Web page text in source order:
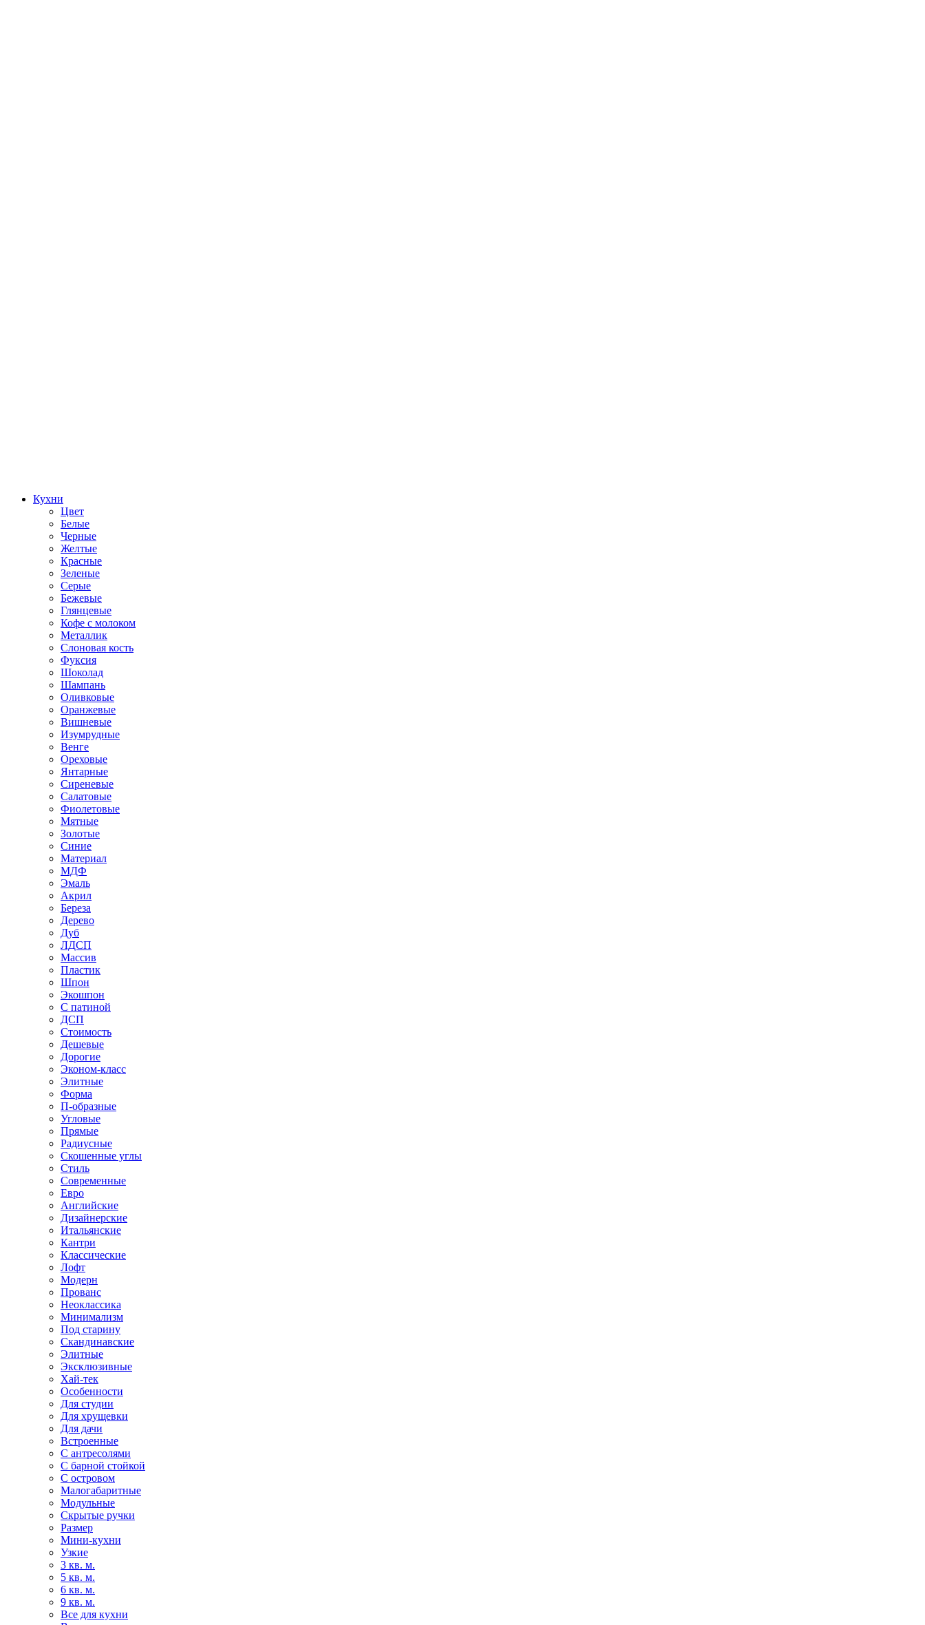
Кухни
Цвет
Белые
Черные
Желтые
Красные
Зеленые
Серые
Бежевые
Глянцевые
Кофе с молоком
Металлик
Слоновая кость
Фуксия
Шоколад
Шампань
Оливковые
Оранжевые
Вишневые
Изумрудные
Венге
Ореховые
Янтарные
Сиреневые
Салатовые
Фиолетовые
Мятные
Золотые
Синие
Материал
МДФ
Эмаль
Акрил
Береза
Дерево
Дуб
ЛДСП
Массив
Пластик
Шпон
Экошпон
С патиной
ДСП
Стоимость
Дешевые
Дорогие
Эконом-класс
Элитные
Форма
П-образные
Угловые
Прямые
Радиусные
Скошенные углы
Стиль
Современные
Евро
Английские
Дизайнерские
Итальянские
Кантри
Классические
Лофт
Модерн
Прованс
Неоклассика
Минимализм
Под старину
Скандинавские
Элитные
Эксклюзивные
Хай-тек
Особенности
Для студии
Для хрущевки
Для дачи
Встроенные
С антресолями
С барной стойкой
С островом
Малогабаритные
Модульные
Скрытые ручки
Размер
Мини-кухни
Узкие
3 кв. м.
5 кв. м.
6 кв. м.
9 кв. м.
Все для кухни